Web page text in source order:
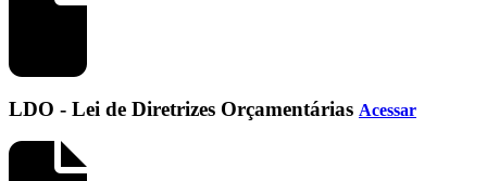
LDO - Lei de Diretrizes Orçamentárias Acessar